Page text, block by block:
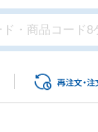
再注文・注